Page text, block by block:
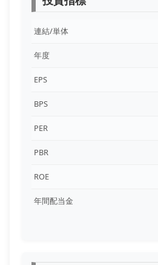
連結/単体
年度
EPS
BPS
PER
PBR
ROE
年間配当金